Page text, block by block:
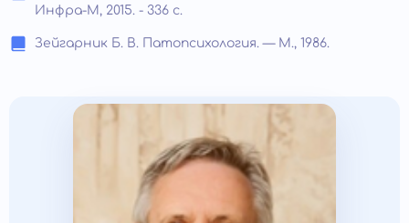
Инфра-М, 2015. - 336 c.
Зейгарник Б. В. Патопсихология. — М., 1986.